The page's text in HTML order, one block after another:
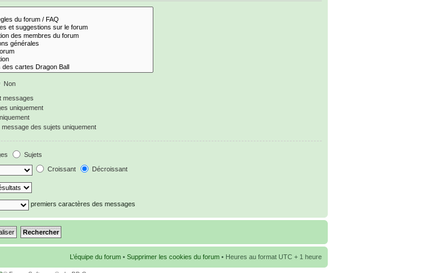
Non
messages
uniquement
message des sujets uniquement
Sujets
Croissant Décroissant
premiers caractères des messages
L’équipe du forum • Supprimer les cookies du forum • Heures au format UTC + 1 heure